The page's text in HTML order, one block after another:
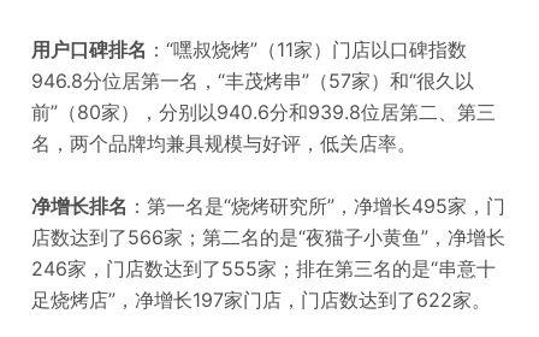
用户口碑排名 ：“嘿叔烧烤”（11家）门店以口碑指数
946.8分位居第一名，“丰茂烤串”（57家）和“很久以
前”（80家），分别以940.6分和939.8位居第二、第三
名，两个品牌均兼具规模与好评，低关店率。
净增长排名 ：第一名是“烧烤研究所”，净增长495家，门
店数达到了566家；第二名的是“夜猫子小黄鱼”，净增长
246家，门店数达到了555家；排在第三名的是“串意十
足烧烤店”，净增长197家门店，门店数达到了622家。